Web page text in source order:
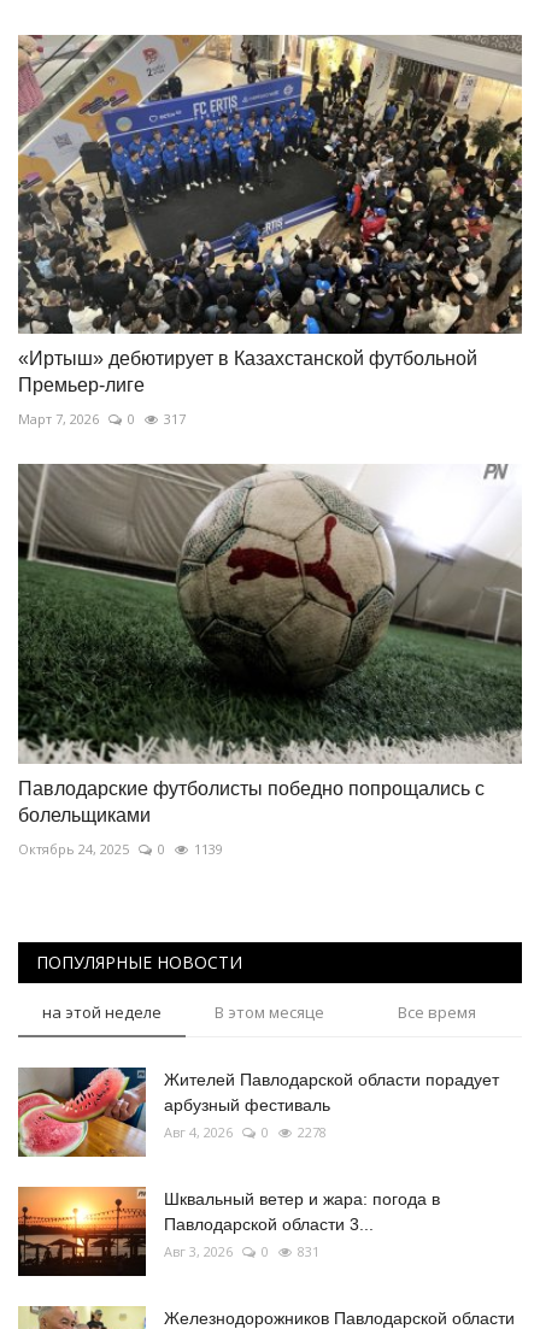
«Иртыш» дебютирует в Казахстанской футбольной
Премьер-лиге
Март 7, 2026 0 317
Павлодарские футболисты победно попрощались с
болельщиками
Октябрь 24, 2025 0 1139
ПОПУЛЯРНЫЕ НОВОСТИ
на этой неделе В этом месяце Все время
Жителей Павлодарской области порадует
арбузный фестиваль
Авг 4, 2026 0 2278
Шквальный ветер и жара: погода в
Павлодарской области 3...
Авг 3, 2026 0 831
Железнодорожников Павлодарской области